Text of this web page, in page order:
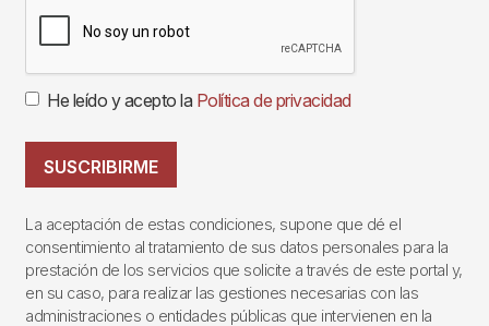
He leído y acepto la Política de privacidad
SUSCRIBIRME
La aceptación de estas condiciones, supone que dé el
consentimiento al tratamiento de sus datos personales para la
prestación de los servicios que solicite a través de este portal y,
en su caso, para realizar las gestiones necesarias con las
administraciones o entidades públicas que intervienen en la